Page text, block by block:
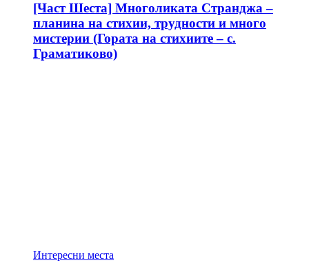
[Част Шеста] Многоликата Странджа –
планина на стихии, трудности и много
мистерии (Гората на стихиите – с.
Граматиково)
Интересни места